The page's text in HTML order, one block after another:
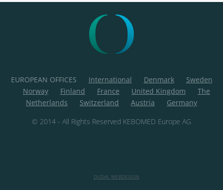
EUROPEAN OFFICES International Denmark
Sweden
Norway
Finland France United Kingdom
The
Netherlands
Switzerland Austria
Germany
© 2014 - All Rights Reserved KEBOMED Europe AG
DUDAL WEBDESIGN